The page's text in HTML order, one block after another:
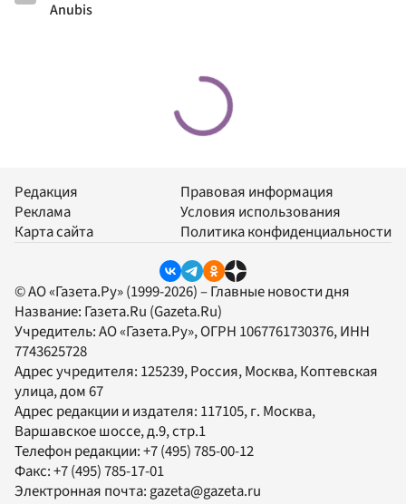
Anubis
Редакция
Реклама
Карта сайта
Правовая информация
Условия использования
Политика конфиденциальности
© АО «Газета.Ру» (1999-2026) – Главные новости дня
Название: Газета.Ru (Gazeta.Ru)
Учредитель:АО «Газета.Ру», ОГРН 1067761730376, ИНН
7743625728
Адрес учредителя: 125239, Россия, Москва, Коптевская
улица, дом 67
Адрес редакции и издателя: 117105, г. Москва,
Варшавское шоссе, д.9, стр.1
Телефон редакции:+7 (495) 785-00-12
Факс:+7 (495) 785-17-01
Электронная почта:gazeta@gazeta.ru